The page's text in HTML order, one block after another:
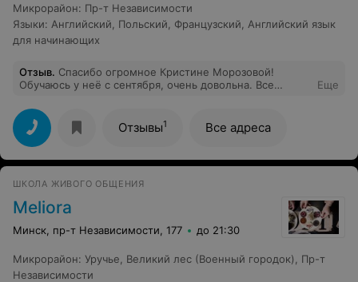
Микрорайон: Пр-т Независимости
Языки: Английский Польский Французский
Английский язык
для начинающих
Отзыв. Спасибо огромное Кристине Морозовой!
Обучаюсь у неё с сентября, очень довольна. Все
своего дела 100%. И как человек хороший, приятный!
Рекомендую!)
Еще
Отзывы1 Все адреса
ШКОЛА ЖИВОГО ОБЩЕНИЯ
Meliora
Минск, пр-т Независимости, 177 до 21:30
Микрорайон: Уручье Великий лес (Военный городок)
Пр-т
Независимости